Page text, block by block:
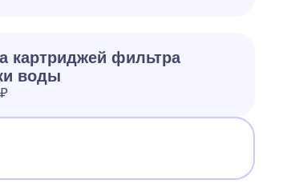
картриджей фильтра
воды